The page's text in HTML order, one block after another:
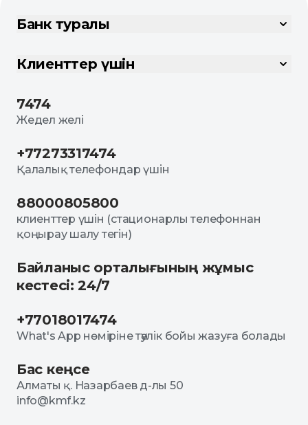
Банк туралы
Клиенттер үшін
7474
Жедел желі
+77273317474
Қалалық телефондар үшін
88000805800
клиенттер үшін (стационарлы телефоннан
қоңырау шалу тегін)
Байланыс орталығының жұмыс
кестесі: 24/7
+77018017474
What's App нөміріне тәулік бойы жазуға болады
Бас кеңсе
Алматы қ. Назарбаев д-лы 50
info@kmf.kz